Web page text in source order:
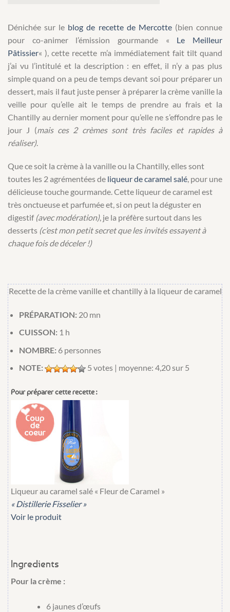
Dénichée sur le blog de recette de Mercotte(bien connue
pour co-animer l’émission gourmande « Le Meilleur
Pâtissier« ), cette recette m’a immédiatement fait tilt quand
j’ai vu l’intitulé et la description : en effet, il n’y a pas plus
simple quand on a peu de temps devant soi pour préparer un
dessert, mais il faut juste penser à préparer la crème vanille la
veille pour qu’elle ait le temps de prendre au frais et la
Chantilly au dernier moment pour qu’elle ne s’effondre pas le
jour J (mais ces 2 crèmes sont très faciles et rapides à
réaliser).
Que ce soit la crème à la vanille ou la Chantilly, elles sont
toutes les 2 agrémentées de liqueur de caramel salé, pour une
délicieuse touche gourmande. Cette liqueur de caramel est
très onctueuse et parfumée et, si on peut la déguster en
digestif (avec modération), je la préfère surtout dans les
desserts (c’est mon petit secret que les invités essayent à
chaque fois de déceler !)
Recette de la crème vanille et chantilly à la liqueur de caramel
PRÉPARATION: 20 mn
CUISSON: 1 h
NOMBRE: 6 personnes
NOTE:
5 votes | moyenne: 4,20sur 5
Pour préparer cette recette :
Liqueur au caramel salé « Fleur de Caramel »
« Distillerie Fisselier »
Voir le produit
Ingredients
Pour la crème :
6 jaunes d’œufs